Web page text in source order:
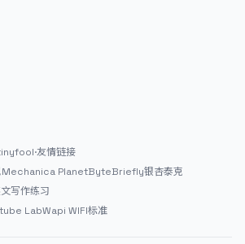
·友情链接
Mechanica PlanetByteBriefly银杏泰克
写作练习
LabWapi WIFI标准